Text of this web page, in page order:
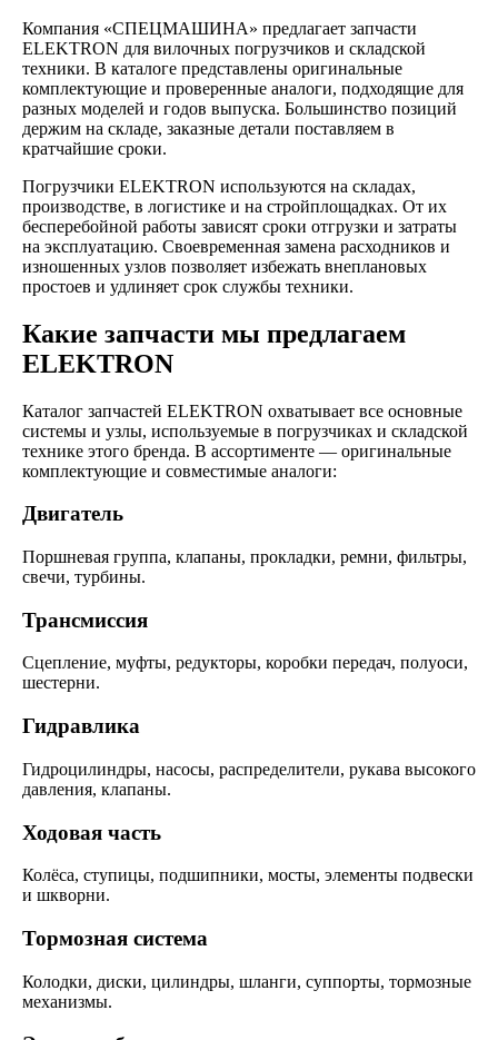
Компания «СПЕЦМАШИНА» предлагает запчасти
ELEKTRON для вилочных погрузчиков и складской
техники. В каталоге представлены оригинальные
комплектующие и проверенные аналоги, подходящие для
разных моделей и годов выпуска. Большинство позиций
держим на складе, заказные детали поставляем в
кратчайшие сроки.
Погрузчики ELEKTRON используются на складах,
производстве, в логистике и на стройплощадках. От их
бесперебойной работы зависят сроки отгрузки и затраты
на эксплуатацию. Своевременная замена расходников и
изношенных узлов позволяет избежать внеплановых
простоев и удлиняет срок службы техники.
Какие запчасти мы предлагаем
ELEKTRON
Каталог запчастей ELEKTRON охватывает все основные
системы и узлы, используемые в погрузчиках и складской
технике этого бренда. В ассортименте — оригинальные
комплектующие и совместимые аналоги:
Двигатель
Поршневая группа, клапаны, прокладки, ремни, фильтры,
свечи, турбины.
Трансмиссия
Сцепление, муфты, редукторы, коробки передач, полуоси,
шестерни.
Гидравлика
Гидроцилиндры, насосы, распределители, рукава высокого
давления, клапаны.
Ходовая часть
Колёса, ступицы, подшипники, мосты, элементы подвески
и шкворни.
Тормозная система
Колодки, диски, цилиндры, шланги, суппорты, тормозные
механизмы.